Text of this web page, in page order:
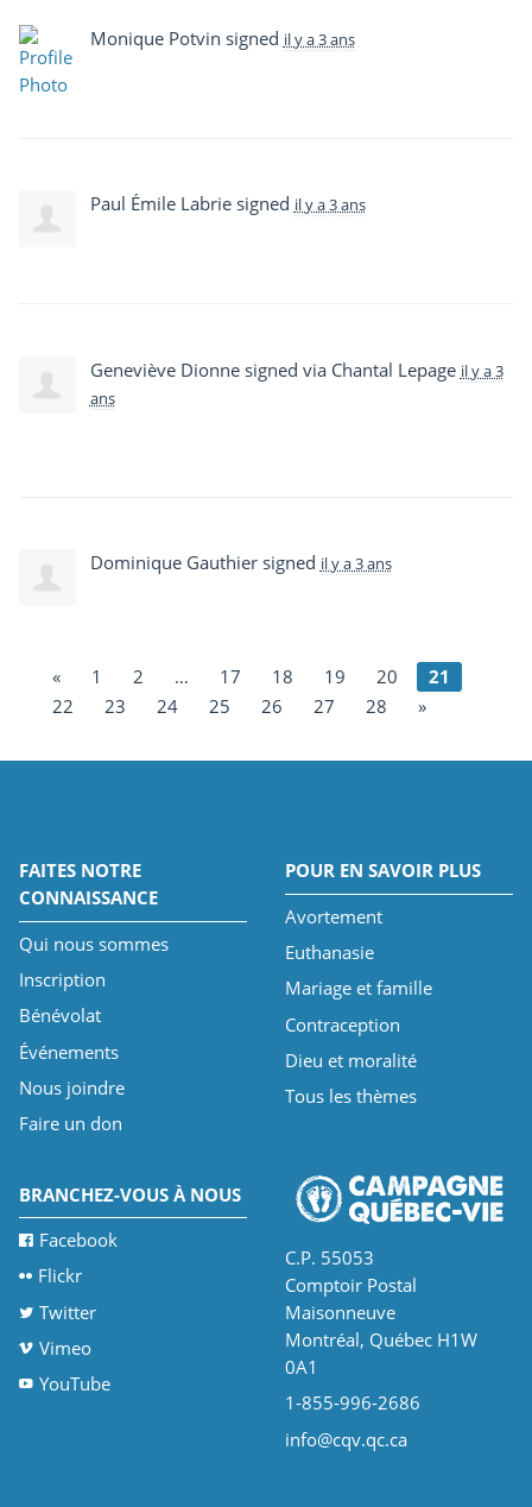
Monique Potvin signed il y a 3 ans
Paul Émile Labriesigned il y a 3 ans
Geneviève Dionnesigned via Chantal Lepage il y a 3
ans
Dominique Gauthiersigned il y a 3 ans
« 1 2 … 17 18 19 20
21
22
23 24 25 26 27 28 »
FAITES NOTRE
CONNAISSANCE
Qui nous sommes
Inscription
Bénévolat
Événements
Nous joindre
Faire un don
POUR EN SAVOIR PLUS
Avortement
Euthanasie
Mariage et famille
Contraception
Dieu et moralité
Tous les thèmes
BRANCHEZ-VOUS À NOUS
Facebook
Flickr
Twitter
Vimeo
YouTube
C.P. 55053
Comptoir Postal
Maisonneuve
Montréal, Québec H1W
0A1
1-855-996-2686
info@cqv.qc.ca